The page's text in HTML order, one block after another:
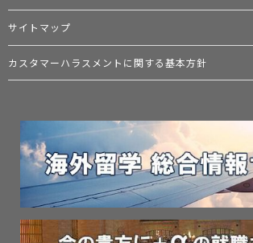
サイトマップ
カスタマーハラスメントに関する基本方針